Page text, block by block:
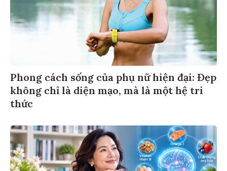
Phong cách sống của phụ nữ hiện đại: Đẹp
không chỉ là diện mạo, mà là một hệ tri
thức